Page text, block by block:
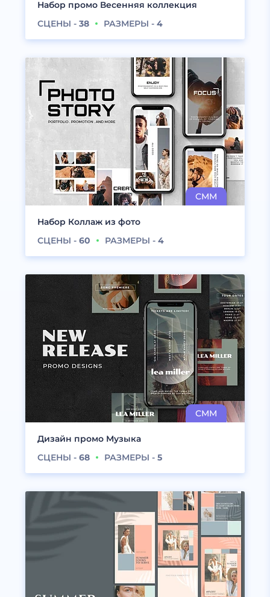
Набор промо Весенняя коллекция
СЦЕНЫ - 38 РАЗМЕРЫ - 4
Набор Коллаж из фото
СЦЕНЫ - 60 РАЗМЕРЫ - 4
Дизайн промо Музыка
СЦЕНЫ - 68 РАЗМЕРЫ - 5